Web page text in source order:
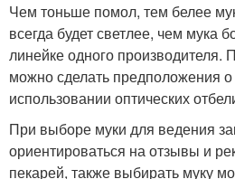
Чем тоньше помол, тем белее
всегда будет светлее, чем мука
линейке одного
можно сделать предположения
использовании оптических
При выборе муки для ведения
ориентироваться на отзывы и
пекарей, также выбирать муку